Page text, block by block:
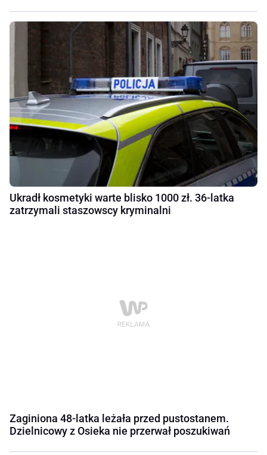
Ukradł kosmetyki warte blisko 1000 zł. 36-latka
zatrzymali staszowscy kryminalni
Zaginiona 48-latka leżała przed pustostanem.
Dzielnicowy z Osieka nie przerwał poszukiwań